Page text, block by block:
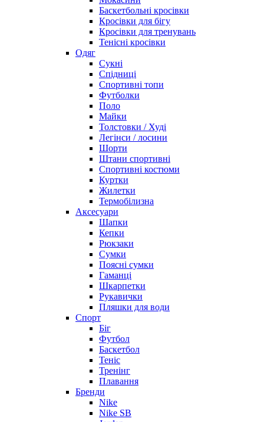
Баскетбольні кросівки
Кросівки для бігу
Кросівки для тренувань
Тенісні кросівки
Одяг
Сукні
Спідниці
Спортивні топи
Футболки
Поло
Майки
Толстовки / Худі
Легінси / лосини
Шорти
Штани спортивні
Спортивні костюми
Куртки
Жилетки
Термобілизна
Аксесуари
Шапки
Кепки
Рюкзаки
Сумки
Поясні сумки
Гаманці
Шкарпетки
Рукавички
Пляшки для води
Спорт
Біг
Футбол
Баскетбол
Теніс
Тренінг
Плавання
Бренди
Nike
Nike SB